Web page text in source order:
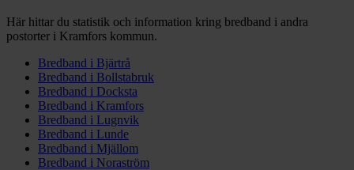
Här hittar du statistik och information kring bredband i andra
postorter i Kramfors kommun.
Bredband i Bjärtrå
Bredband i Bollstabruk
Bredband i Docksta
Bredband i Kramfors
Bredband i Lugnvik
Bredband i Lunde
Bredband i Mjällom
Bredband i Noraström